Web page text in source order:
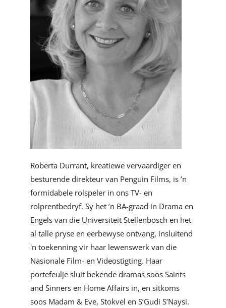
Roberta Durrant, kreatiewe vervaardiger en
besturende direkteur van Penguin Films, is ’n
formidabele rolspeler in ons TV- en
rolprentbedryf. Sy het ’n BA-graad in Drama en
Engels van die Universiteit Stellenbosch en het
al talle pryse en eerbewyse ontvang, insluitend
'n toekenning vir haar lewenswerk van die
Nasionale Film- en Videostigting. Haar
portefeulje sluit bekende dramas soos Saints
and Sinners en Home Affairs in, en sitkoms
soos Madam & Eve, Stokvel en S’Gudi S’Naysi.